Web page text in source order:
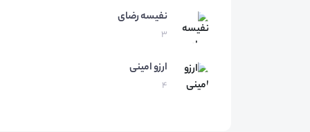
نفیسهرضای
3
ارزوامینی
4